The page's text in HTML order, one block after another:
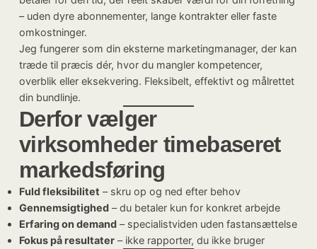
– uden dyre abonnementer, lange kontrakter eller faste
omkostninger.
Jeg fungerer som din eksterne marketingmanager, der kan
træde til præcis dér, hvor du mangler kompetencer,
overblik eller eksekvering. Fleksibelt, effektivt og målrettet
din bundlinje.
Derfor vælger
virksomheder timebaseret
markedsføring
Fuld fleksibilitet – skru op og ned efter behov
Gennemsigtighed– du betaler kun for konkret arbejde
Erfaring on demand– specialistviden uden fastansættelse
Fokus på resultater– ikke rapporter, du ikke bruger